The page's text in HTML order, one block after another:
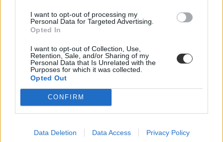
I want to opt-out of processing my
Personal Data for Targeted Advertising.
Opted In
I want to opt-out of Collection, Use,
Retention, Sale, and/or Sharing of my
Personal Data that Is Unrelated with the
Purposes for which it was collected.
Opted Out
CONFIRM
Data Deletion Data Access Privacy Policy